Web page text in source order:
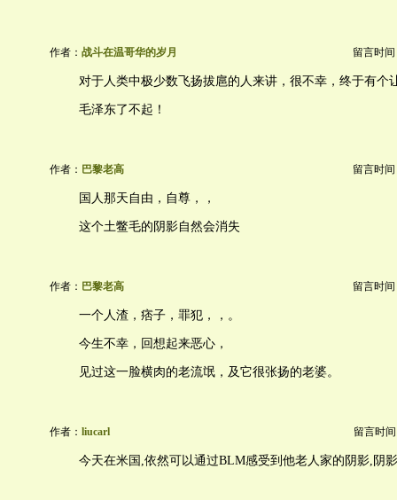
作者： 战斗在温哥华的岁月 留言时间
对于人类中极少数飞扬拔扈的人来讲，很不幸，终于有个
毛泽东了不起！
作者： 巴黎老高 留言时间
国人那天自由，自尊，，
这个土鳖毛的阴影自然会消失
作者： 巴黎老高 留言时间
一个人渣，痞子，罪犯，，。
今生不幸，回想起来恶心，
见过这一脸横肉的老流氓，及它很张扬的老婆。
作者： liucarl 留言时间
今天在米国,依然可以通过BLM感受到他老人家的阴影,阴